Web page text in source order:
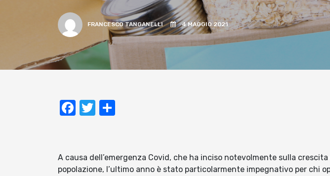
FRANCESCO TANGANELLI 4 MAGGIO 2021
Facebook
Twitter
A causa dell’emergenza Covid, che ha inciso notevolmente sulla
popolazione, l’ultimo anno è stato particolarmente impegnativo per chi